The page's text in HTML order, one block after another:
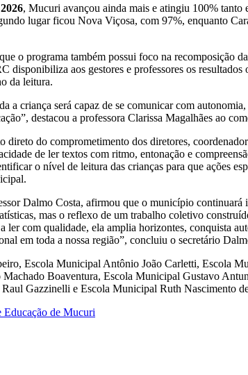
2026, Mucuri avançou ainda mais e atingiu 100% tanto
lugar ficou Nova Viçosa, com 97%, enquanto
programa também possui foco na recomposição da
aos gestores e professores os resultados
da leitura.
a criança será capaz de se comunicar com
destacou a professora Clarissa Magalhães ao
do comprometimento dos diretores,
de ler textos com ritmo, entonação e
o nível de leitura das crianças para que ações
Dalmo Costa, afirmou que o município continuará
mas o reflexo de um trabalho coletivo
com qualidade, ela amplia horizontes, conquista
em toda a nossa região”, concluiu o secretário
Escola Municipal Antônio João Carletti, Escola
Boaventura, Escola Municipal Gustavo
Gazzinelli e Escola Municipal Ruth Nascimento de
Educação de Mucuri